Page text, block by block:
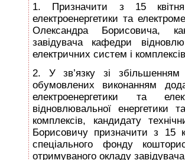
1. Призначити з 15
електроенергетики та
Олександра Борисовича,
завідувача кафедри
електричних систем і
2. У зв’язку зі збільшенням
обумовлених виконанням
електроенергетики та
відновлювальної енергетики
комплексів, кандидату
Борисовичу призначити з 15
спеціального фонду
отримуваного окладу